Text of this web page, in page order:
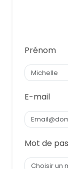
Prénom
E-mail
Mot de